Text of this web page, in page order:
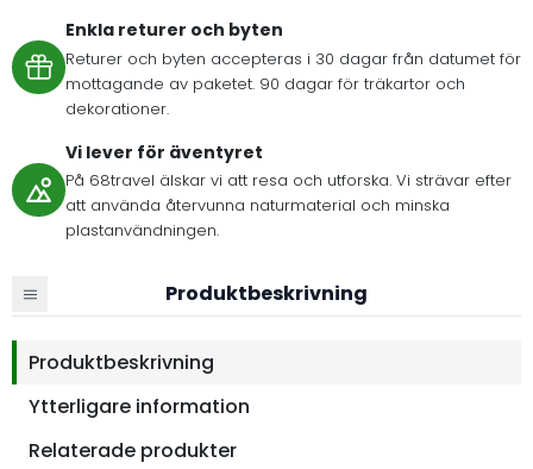
Enkla returer och byten
Returer och byten accepteras i 30 dagar från datumet för
mottagande av paketet. 90 dagar för träkartor och
dekorationer.
Vi lever för äventyret
På 68travel älskar vi att resa och utforska. Vi strävar efter
att använda återvunna naturmaterial och minska
plastanvändningen.
Produktbeskrivning
Produktbeskrivning
Ytterligare information
Relaterade produkter